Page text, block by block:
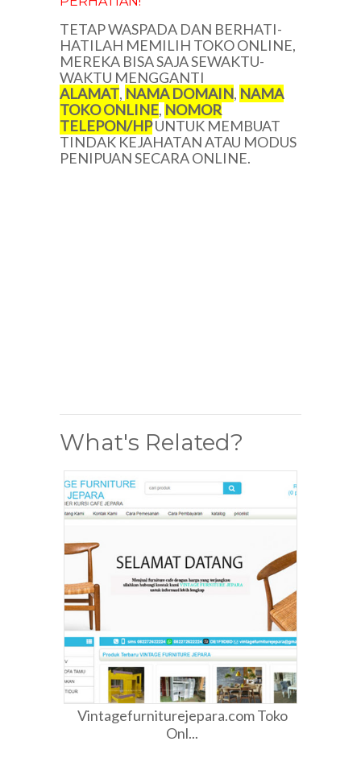
TETAP WASPADA DAN BERHATI-
HATILAH MEMILIH TOKO ONLINE,
MEREKA BISA SAJA SEWAKTU-
WAKTU MENGGANTI
ALAMAT, NAMA DOMAIN, NAMA
TOKO ONLINE, NOMOR
TELEPON/HPUNTUK MEMBUAT
TINDAK KEJAHATAN ATAU MODUS
PENIPUAN SECARA ONLINE.
What's Related?
Vintagefurniturejepara.com Toko
Onl...